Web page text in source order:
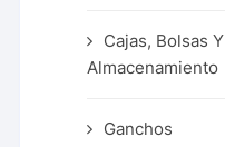
Cajas, Bolsas
Almacenamiento
Ganchos